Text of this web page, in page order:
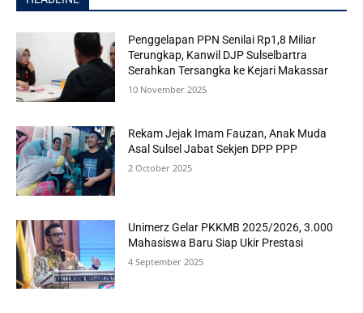
Penggelapan PPN Senilai Rp1,8 Miliar
Terungkap, Kanwil DJP Sulselbartra
Serahkan Tersangka ke Kejari Makassar
10 November 2025
Rekam Jejak Imam Fauzan, Anak Muda
Asal Sulsel Jabat Sekjen DPP PPP
2 October 2025
Unimerz Gelar PKKMB 2025/2026, 3.000
Mahasiswa Baru Siap Ukir Prestasi
4 September 2025